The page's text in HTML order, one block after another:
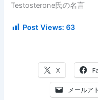
Testosterone氏の名言
Post Views: 63
X
メールア